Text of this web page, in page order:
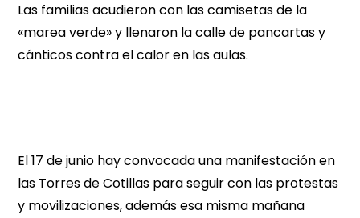
Las familias acudieron con las camisetas de la
«marea verde» y llenaron la calle de pancartas y
cánticos contra el calor en las aulas.
El 17 de junio hay convocada una manifestación en
las Torres de Cotillas para seguir con las protestas
y movilizaciones, además esa misma mañana